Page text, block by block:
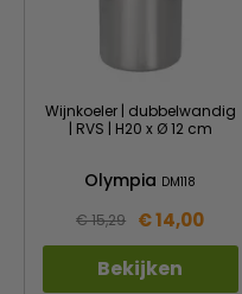
Wijnkoeler | dubbelwandig
| RVS | H20 x Ø 12 cm
Olympia DM118
€ 15,29 € 14,00
Bekijken